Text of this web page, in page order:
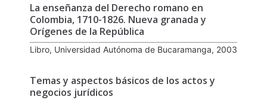
La enseñanza del Derecho romano en
Colombia, 1710-1826. Nueva granada y
Orígenes de la República
Libro, Universidad Autónoma de Bucaramanga, 2003
Temas y aspectos básicos de los actos y
negocios jurídicos